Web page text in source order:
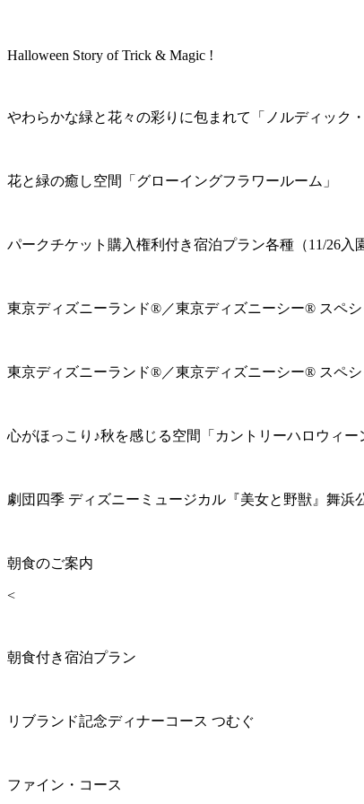
Halloween Story of Trick & Magic !
やわらかな緑と花々の彩りに包まれて「ノルディック
花と緑の癒し空間「グローイングフラワールーム」
パークチケット購入権利付き宿泊プラン各種（11/26入
東京ディズニーランド®／東京ディズニーシー® スペ
東京ディズニーランド®／東京ディズニーシー® スペ
心がほっこり♪秋を感じる空間「カントリーハロウィー
劇団四季 ディズニーミュージカル『美女と野獣』舞浜
朝食のご案内
<
朝食付き宿泊プラン
リブランド記念ディナーコース つむぐ
ファイン・コース